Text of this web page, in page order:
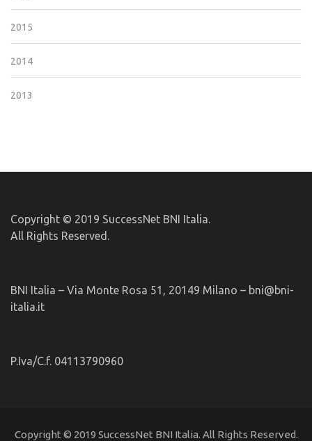
2015
2014
2013
Copyright © 2019 SuccessNet BNI Italia.
All Rights Reserved.
BNI Italia – Via Monte Rosa 51, 20149 Milano – bni@bni-
italia.it
P.Iva/C.f. 04113790960
Copyright © 2019 SuccessNet BNI Italia. All Rights Reserved.